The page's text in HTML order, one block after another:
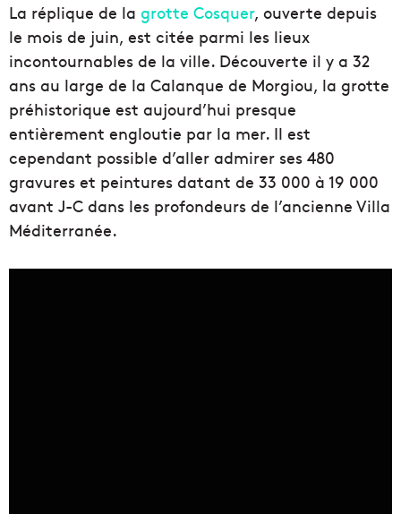
La réplique de la grotte Cosquer, ouverte depuis
le mois de juin, est citée parmi les lieux
incontournables de la ville. Découverte il y a 32
ans au large de la Calanque de Morgiou, la grotte
préhistorique est aujourd’hui presque
entièrement engloutie par la mer. Il est
cependant possible d’aller admirer ses 480
gravures et peintures datant de 33 000 à 19 000
avant J-C dans les profondeurs de l’ancienne Villa
Méditerranée.